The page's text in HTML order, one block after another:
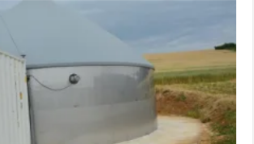
la collecte laitière